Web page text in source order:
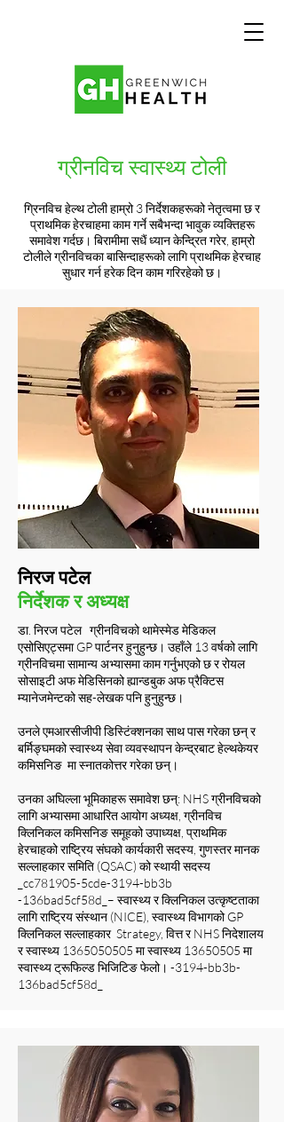
ग्रीनविच स्वास्थ्य टोली
ग्रिनविच हेल्थ टोली हाम्रो 3 निर्देशकहरूको नेतृत्वमा छ र
प्राथमिक हेरचाहमा काम गर्ने सबैभन्दा भावुक व्यक्तिहरू
समावेश गर्दछ। बिरामीमा सधैं ध्यान केन्द्रित गरेर, हाम्रो
टोलीले ग्रीनविचका बासिन्दाहरूको लागि प्राथमिक हेरचाह
सुधार गर्न हरेक दिन काम गरिरहेको छ।
निरज पटेल
निर्देशक र अध्यक्ष
डा. निरज पटेल ग्रीनविचको थामेस्मेड मेडिकल
एसोसिएट्समा GP पार्टनर हुनुहुन्छ। उहाँले 13 वर्षको लागि
ग्रीनविचमा सामान्य अभ्यासमा काम गर्नुभएको छ र रोयल
सोसाइटी अफ मेडिसिनको ह्यान्डबुक अफ प्रैक्टिस
म्यानेजमेन्टको सह-लेखक पनि हुनुहुन्छ।
उनले एमआरसीजीपी डिस्टिंक्शनका साथ पास गरेका छन् र
बर्मिङ्घमको स्वास्थ्य सेवा व्यवस्थापन केन्द्रबाट हेल्थकेयर
कमिसनिङ मा स्नातकोत्तर गरेका छन्।
उनका अघिल्ला भूमिकाहरू समावेश छन्: NHS ग्रीनविचको
लागि अभ्यासमा आधारित आयोग अध्यक्ष, ग्रीनविच
क्लिनिकल कमिसनिङ समूहको उपाध्यक्ष, प्राथमिक
हेरचाहको राष्ट्रिय संघको कार्यकारी सदस्य, गुणस्तर मानक
सल्लाहकार समिति (QSAC) को स्थायी सदस्य
_cc781905-5cde-3194-bb3b
-136bad5cf58d_– स्वास्थ्य र क्लिनिकल उत्कृष्टताका
लागि राष्ट्रिय संस्थान (NICE), स्वास्थ्य विभागको GP
क्लिनिकल सल्लाहकार Strategy, वित्त र NHS निदेशालय
र स्वास्थ्य 1365050505 मा स्वास्थ्य 13650505 मा
स्वास्थ्य ट्रूफिल्ड भिजिटिङ फेलो। -3194-bb3b-
136bad5cf58d_